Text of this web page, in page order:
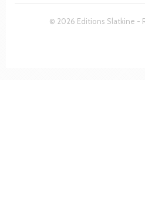
© 2026 Editions Slatkine -